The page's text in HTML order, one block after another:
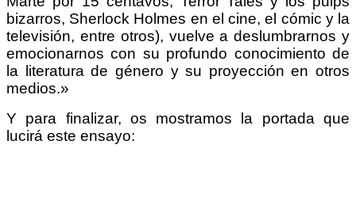
bizarros, Sherlock Holmes en el cine, el cómic y la
televisión, entre otros), vuelve a deslumbrarnos y
emocionarnos con su profundo conocimiento de
la literatura de género y su proyección en otros
medios.»
Y para finalizar, os mostramos la portada que
lucirá este ensayo: